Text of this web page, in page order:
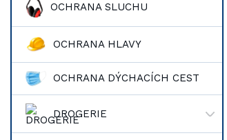
OCHRANA SLUCHU
OCHRANA HLAVY
OCHRANA DÝCHACÍCH CEST
DROGERIE